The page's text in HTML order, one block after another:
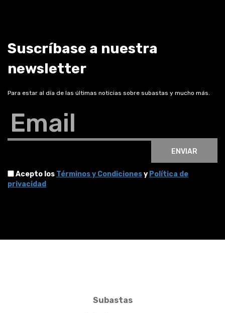
Suscríbase a nuestra
newsletter
Para estar al día de las últimas noticias sobre subastas y mucho más.
Email
ENVIAR
Acepto los Términos y Condicionesy Política de
privacidad
Subastas